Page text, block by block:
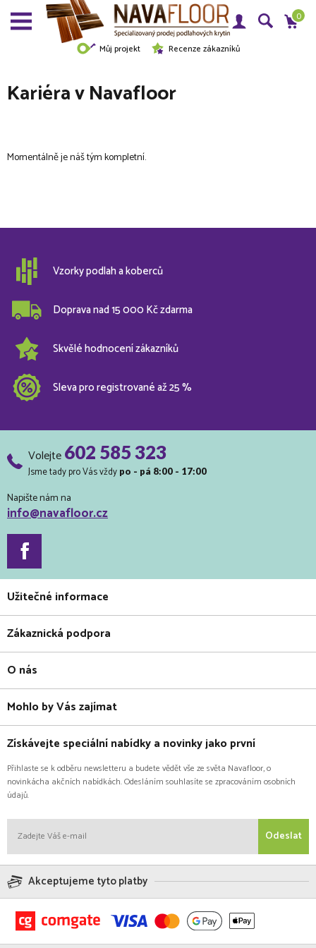
Můj projekt Recenze zákazníků
0
Kariéra v Navafloor
Momentálně je náš tým kompletní.
Vzorky podlah a koberců
Doprava nad 15 000 Kč zdarma
Skvělé hodnocení zákazníků
Sleva pro registrované až 25 %
Volejte602 585 323
Jsme tady pro Vás vždy po - pá 8:00 - 17:00
Napište nám na
info@navafloor.cz
Užitečné informace
Zákaznická podpora
O nás
Mohlo by Vás zajímat
Získávejte speciální nabídky a novinky jako první
Přihlaste se k odběru newsletteru a budete vědět vše ze světa Navafloor, o
novinkácha akčních nabídkách. Odesláním souhlasíte se zpracováním osobních
údajů.
Odeslat
Akceptujeme tyto platby